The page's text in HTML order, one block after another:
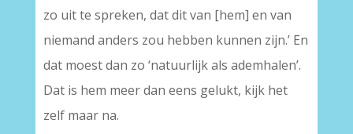
zo uit te spreken, dat dit van [hem] en van
niemand anders zou hebben kunnen zijn.’ En
dat moest dan zo ‘natuurlijk als ademhalen’.
Dat is hem meer dan eens gelukt, kijk het
zelf maar na.